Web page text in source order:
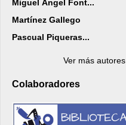
Miguel Ángel Font...
Martínez Gallego
Pascual Piqueras...
Ver más autores
Colaboradores